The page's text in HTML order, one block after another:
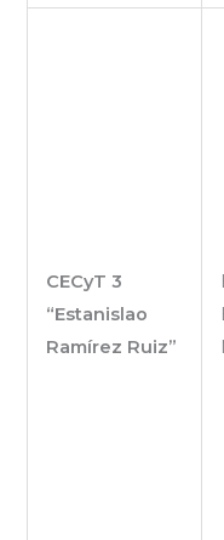
CECyT 3
“Estanislao
Ramírez Ruiz”